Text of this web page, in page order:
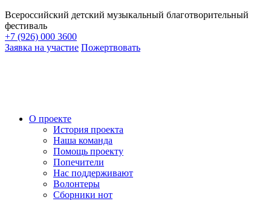
Всероссийский детский музыкальный благотворительный
фестиваль
+7 (926) 000 3600
Заявка на участие Пожертвовать
О проекте
История проекта
Наша команда
Помощь проекту
Попечители
Нас поддерживают
Волонтеры
Сборники нот